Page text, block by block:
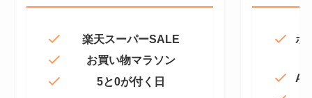
楽天スーパーSALE
お買い物マラソン
5と0が付く日
ポ